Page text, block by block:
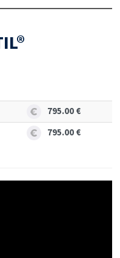
795.00 €
795.00 €